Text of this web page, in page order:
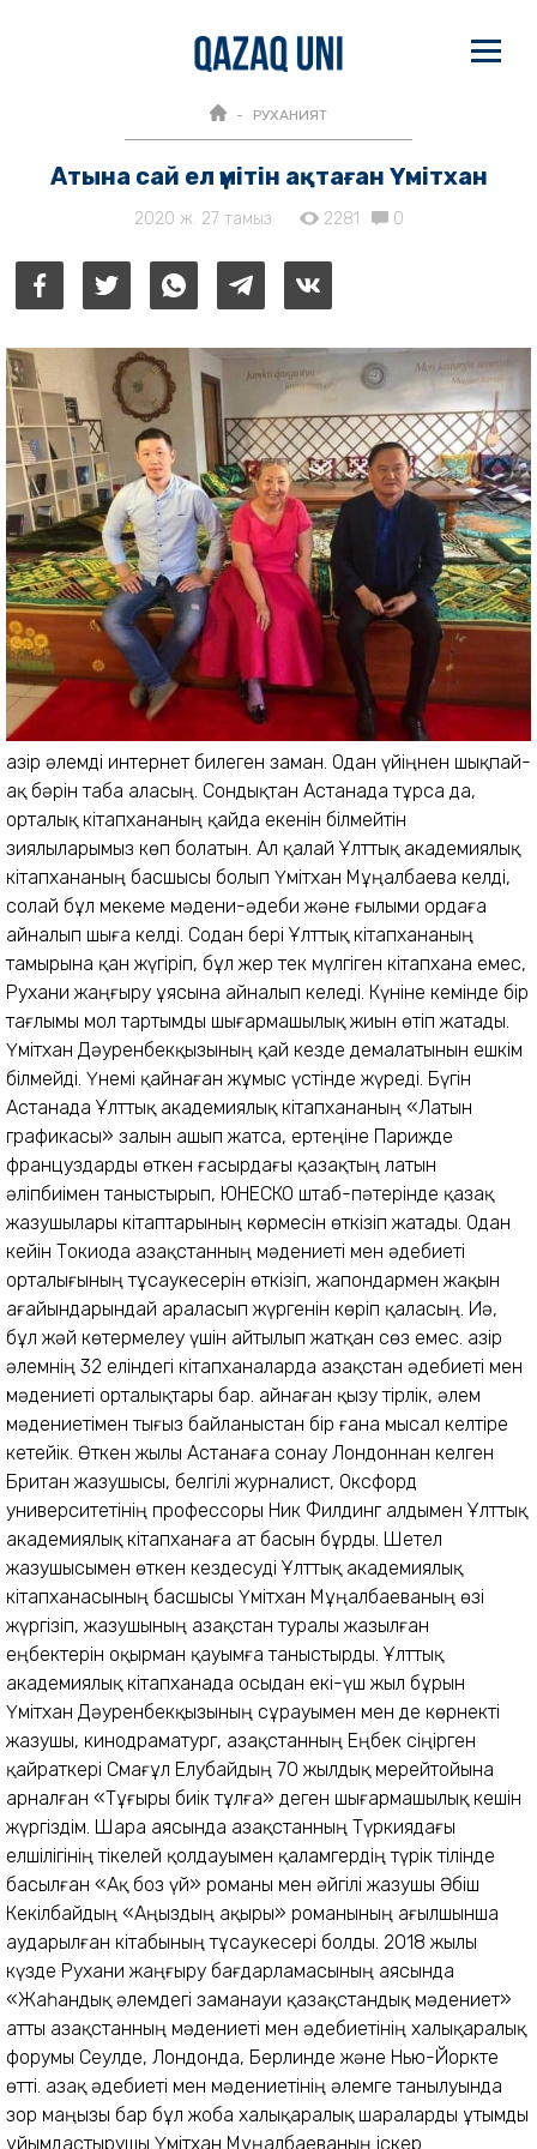
РУХАНИЯТ
Атына сай ел үмітін ақтаған Үмітхан
2020 ж. 27 тамыз 2281 0
Қазір әлемді интернет билеген заман. Одан үйіңнен шықпай-
ақ бәрін таба аласың. Сондықтан Астанада тұрса да,
орталық кітапхананың қайда екенін білмейтін
зиялыларымыз көп болатын. Ал қалай Ұлттық академиялық
кітапхананың басшысы болып Үмітхан Мұңалбаева келді,
солай бұл мекеме мәдени-әдеби және ғылыми ордаға
айналып шыға келді. Содан бері Ұлттық кітапхананың
тамырына қан жүгіріп, бұл жер тек мүлгіген кітапхана емес,
Рухани жаңғыру ұясына айналып келеді. Күніне кемінде бір
тағлымы мол тартымды шығармашылық жиын өтіп жатады.
Үмітхан Дәуренбекқызының қай кезде демалатынын ешкім
білмейді. Үнемі қайнаған жұмыс үстінде жүреді. Бүгін
Астанада Ұлттық академиялық кітапхананың «Латын
графикасы» залын ашып жатса, ертеңіне Парижде
француздарды өткен ғасырдағы қазақтың латын
әліпбиімен таныстырып, ЮНЕСКО штаб-пәтерінде қазақ
жазушылары кітаптарының көрмесін өткізіп жатады. Одан
кейін Токиода Қазақстанның мәдениеті мен әдебиеті
орталығының тұсаукесерін өткізіп, жапондармен жақын
ағайындарындай араласып жүргенін көріп қаласың. Иә,
бұл жәй көтермелеу үшін айтылып жатқан сөз емес. Қазір
әлемнің 32 еліндегі кітапханаларда Қазақстан әдебиеті мен
мәдениеті орталықтары бар. Қайнаған қызу тірлік, әлем
мәдениетімен тығыз байланыстан бір ғана мысал келтіре
кетейік. Өткен жылы Астанаға сонау Лондоннан келген
Британ жазушысы, белгілі журналист, Оксфорд
университетінің профессоры Ник Филдинг алдымен Ұлттық
академиялық кітапханаға ат басын бұрды. Шетел
жазушысымен өткен кездесуді Ұлттық академиялық
кітапханасының басшысы Үмітхан Мұңалбаеваның өзі
жүргізіп, жазушының Қазақстан туралы жазылған
еңбектерін оқырман қауымға таныстырды. Ұлттық
академиялық кітапханада осыдан екі-үш жыл бұрын
Үмітхан Дәуренбекқызының сұрауымен мен де көрнекті
жазушы, кинодраматург, Қазақстанның Еңбек сіңірген
қайраткері Смағұл Елубайдың 70 жылдық мерейтойына
арналған «Тұғыры биік тұлға» деген шығармашылық кешін
жүргіздім. Шара аясында Қазақстанның Түркиядағы
елшілігінің тікелей қолдауымен қаламгердің түрік тілінде
басылған «Ақ боз үй» романы мен әйгілі жазушы Әбіш
Кекілбайдың «Аңыздың ақыры» романының ағылшынша
аударылған кітабының тұсаукесері болды. 2018 жылы
күзде Рухани жаңғыру бағдарламасының аясында
«Жаһандық әлемдегі заманауи қазақстандық мәдениет»
атты Қазақстанның мәдениеті мен әдебиетінің халықаралық
форумы Сеулде, Лондонда, Берлинде және Нью-Йоркте
өтті. Қазақ әдебиеті мен мәдениетінің әлемге танылуында
зор маңызы бар бұл жоба халықаралық шараларды ұтымды
ұйымдастырушы Үмітхан Мұңалбаеваның іскер